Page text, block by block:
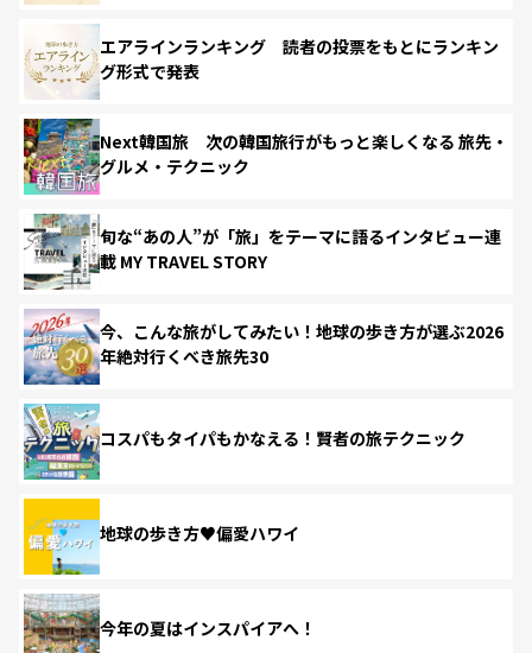
エアラインランキング 読者の投票をもとにランキン
グ形式で発表
Next韓国旅 次の韓国旅行がもっと楽しくなる 旅先・
グルメ・テクニック
旬な“あの人”が「旅」をテーマに語るインタビュー連
載 MY TRAVEL STORY
今、こんな旅がしてみたい！地球の歩き方が選ぶ2026
年絶対行くべき旅先30
コスパもタイパもかなえる！賢者の旅テクニック
地球の歩き方♥偏愛ハワイ
今年の夏はインスパイアへ！